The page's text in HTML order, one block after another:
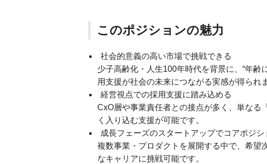
このポジションの魅力
社会的意義の高い市場で挑戦できる
少子高齢化・人生100年時代を背景に、“年齢
用支援が社会の未来につながる実感が得られ
経営視点での採用支援に踏み込める
CxO層や事業責任者との接点が多く、単なる
く入り込む支援が可能です。
成長フェーズのスタートアップでコアポジシ
複数事業・プロダクトを展開する中で、希望
なキャリアに挑戦可能です。